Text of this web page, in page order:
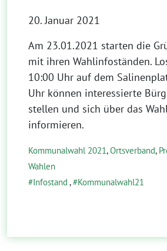
20. Januar 2021
Am 23.01.2021 starten die
mit ihren Wahlinfoständen.
10:00 Uhr auf dem
Uhr können interessierte
stellen und sich über das
informieren.
Kommunalwahl 2021,Ortsverband,
Wahlen
Infostand , Kommunalwahl21